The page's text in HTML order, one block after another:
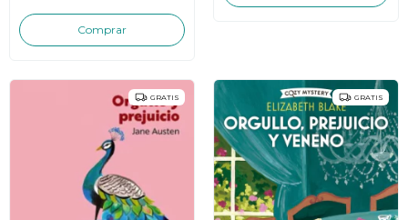
GRATIS GRATIS